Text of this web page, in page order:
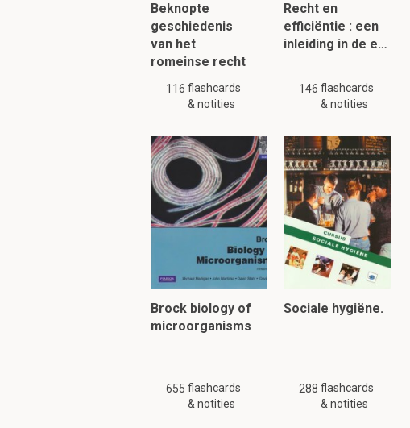
Beknopte
geschiedenis
van het
romeinse recht
116 flashcards
& notities
Recht en
efficiëntie : een
inleiding in de e…
146 flashcards
& notities
Brock biology of
microorganisms
655 flashcards
& notities
Sociale hygiëne.
288 flashcards
& notities